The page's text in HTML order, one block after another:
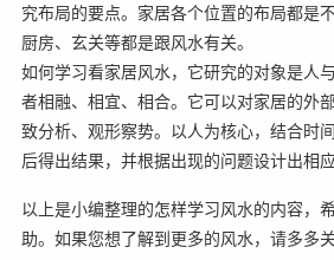
究布局的要点。家居各个位置的布局都是
厨房、玄关等都是跟风水有关。
如何学习看家居风水，它研究的对象是人
者相融、相宜、相合。它可以对家居的外
致分析、观形察势。以人为核心，结合时
后得出结果，并根据出现的问题设计出相
以上是小编整理的怎样学习风水的内容，
助。如果您想了解到更多的风水，请多多